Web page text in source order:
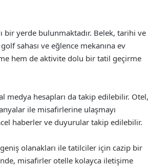
yerde bulunmaktadır. Belek, tarihi ve
sahası ve eğlence mekanına ev
hem de aktivite dolu bir tatil geçirme
medya hesapları da takip edilebilir. Otel,
ile misafirlerine ulaşmayı
haberler ve duyurular takip edilebilir.
olanakları ile tatilciler için cazip bir
misafirler otelle kolayca iletişime